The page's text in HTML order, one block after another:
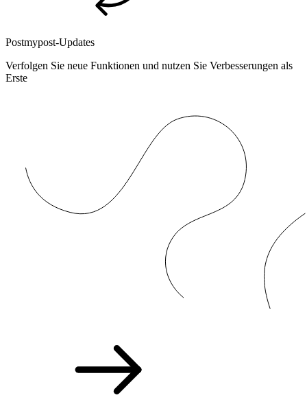
Postmypost-Updates
Verfolgen Sie neue Funktionen und nutzen Sie Verbesserungen als
Erste